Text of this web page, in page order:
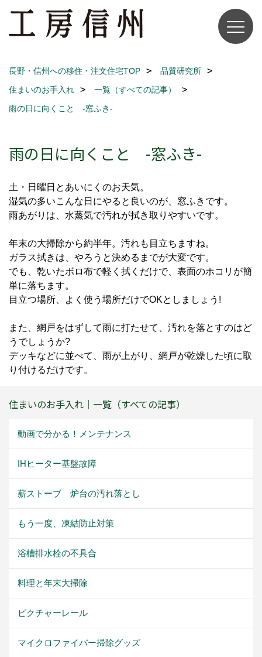
長野・信州への移住・注文住宅TOP
品質研究所
住まいのお手入れ
一覧（すべての記事）
雨の日に向くこと -窓ふき-
雨の日に向くこと -窓ふき-
土・日曜日とあいにくのお天気。
湿気の多いこんな日にやると良いのが、窓ふきです。
雨あがりは、水蒸気で汚れが拭き取りやすいです。
年末の大掃除から約半年。汚れも目立ちますね。
ガラス拭きは、やろうと決めるまでが大変です。
でも、乾いたボロ布で軽く拭くだけで、表面のホコリが簡
単に落ちます。
目立つ場所、よく使う場所だけでOKとしましょう!
また、網戸をはずして雨に打たせて、汚れを落とすのはど
うでしょうか?
デッキなどに並べて、雨が上がり、網戸が乾燥した頃に取
り付けるだけです。
住まいのお手入れ｜一覧（すべての記事）
動画で分かる！メンテナンス
IHヒーター基盤故障
薪ストーブ 炉台の汚れ落とし
もう一度、凍結防止対策
浴槽排水栓の不具合
料理と年末大掃除
ピクチャーレール
マイクロファイバー掃除グッズ